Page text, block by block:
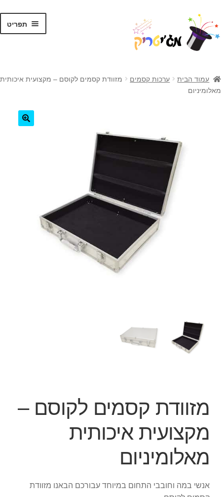
דלג
לניווט
לדלג
לתוכן
תפריט
קסמים לילדים
קלפי קסמים
ערכות קסמים
עמוד הבית ערכות קסמים
מזוודת קסמים לקוסם – מקצועית איכותית
מאלומיניום
מזוודת קסמים לקוסם –
מקצועית איכותית
מאלומיניום
אנשי במה וחובבי התחום במיוחד עבורכם הבאנו מזוודת